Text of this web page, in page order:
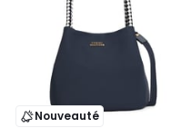
Nouveauté